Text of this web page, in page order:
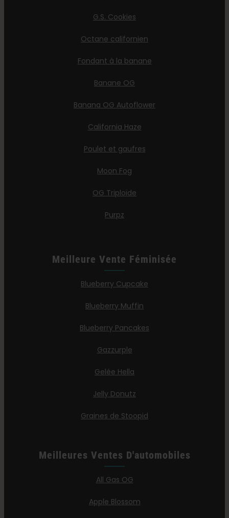
G.S. Cookies
Octane californien
Fondant à la banane
Banane OG
Banana OG Autoflower
California Haze
Poulet et gaufres
Moon Fog
OG Triploïde
Purpz
Meilleure Vente Féminisée
Blueberry Cupcake
Blueberry Muffin
Blueberry Pancakes
Gazzurple
Gelée Hella
Jelly Donutz
Graines de Stoopid
Meilleures Ventes D'automobiles
All Gas OG
Apple Blossom